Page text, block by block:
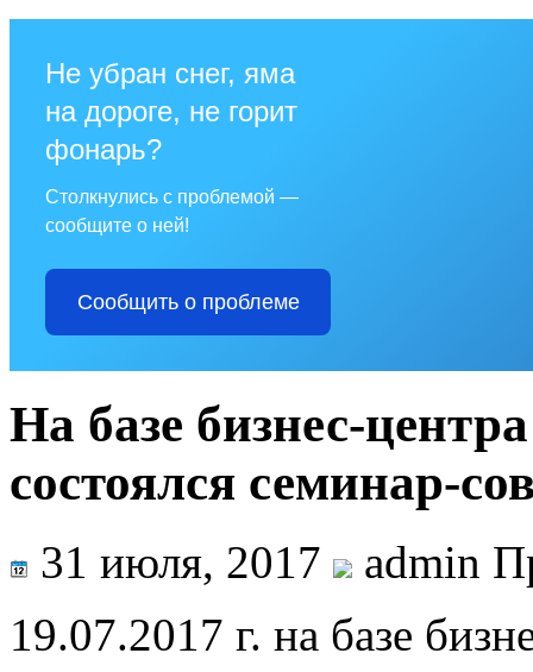
Не убран снег, яма
на дороге, не горит
фонарь?
Столкнулись с проблемой —
сообщите о ней!
Сообщить о проблеме
На базе бизнес-
состоялся семинар-
31 июля, 2017
admin
19.07.2017 г. на базе